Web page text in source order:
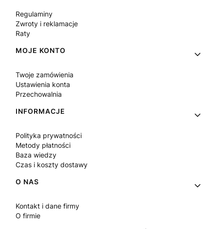
Regulaminy
Zwroty i reklamacje
Raty
MOJE KONTO
Twoje zamówienia
Ustawienia konta
Przechowalnia
INFORMACJE
Polityka prywatności
Metody płatności
Baza wiedzy
Czas i koszty dostawy
O NAS
Kontakt i dane firmy
O firmie